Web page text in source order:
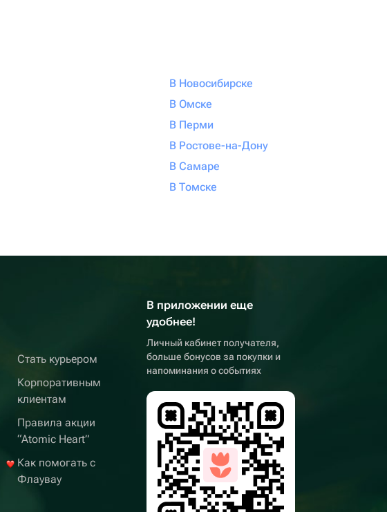
В Новосибирске
В Омске
В Перми
В Ростове-на-Дону
В Самаре
В Томске
Стать курьером
Корпоративным
клиентам
Правила акции
“Atomic Heart”
Как помогать с
Флаувау
В приложении еще
удобнее!
Личный кабинет получателя,
больше бонусов за покупки и
напоминания о событиях